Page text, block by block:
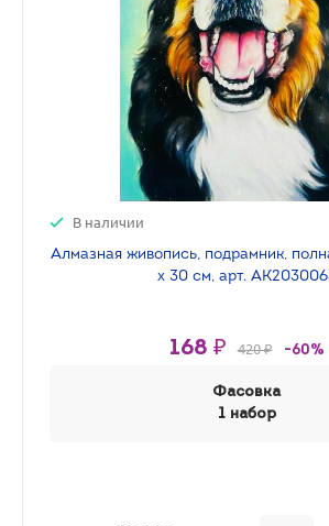
В наличии
Алмазная живопись, подрамник,
х 30 см, арт.
168 ₽ 420 ₽ -60%
Фасовка
1 набор